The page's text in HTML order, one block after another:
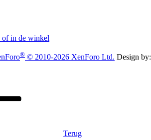
® © 2010-2026 XenForo Ltd. Design by:
Terug